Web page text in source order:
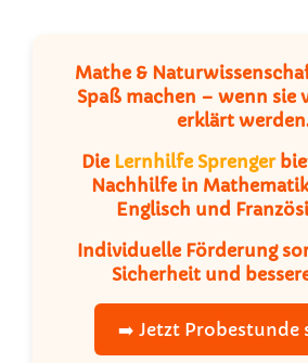
Mathe &
Spaß machen – wenn sie
erklärt
Die Lernhilfe Sprenger
Nachhilfe in
Englisch und
Individuelle Förderung
Sicherheit und
➡️ Jetzt Probestunde